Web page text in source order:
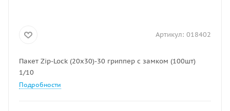
Артикул: 018402
Пакет Zip-Lock (20х30)-30 гриппер с замком (100шт)
1/10
Подробности